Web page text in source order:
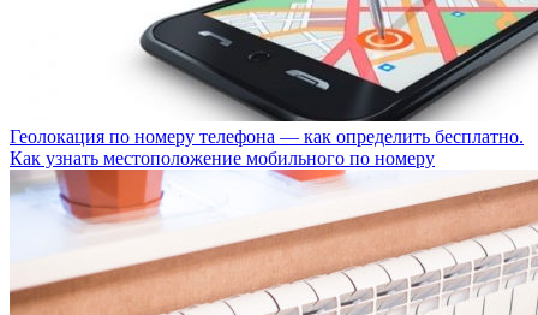
Геолокация по номеру телефона — как определить бесплатно.
Как узнать местоположение мобильного по номеру